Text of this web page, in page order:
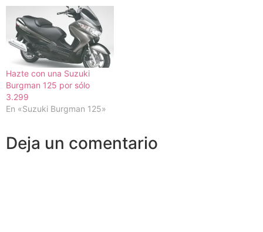
Hazte con una Suzuki
Burgman 125 por sólo
3.299 
En «Suzuki Burgman 125»
Deja un comentario